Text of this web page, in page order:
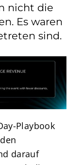
nicht die
Es waren
sind.
Playbook
darauf